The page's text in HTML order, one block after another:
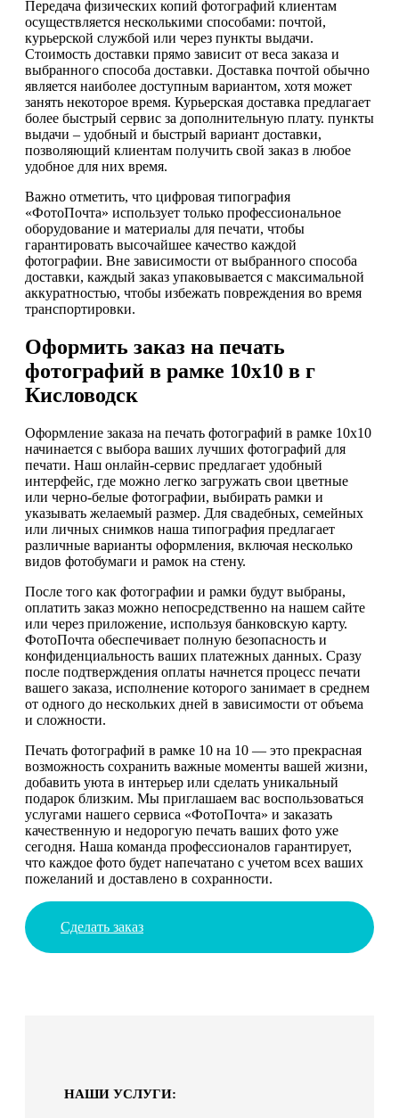
Передача физических копий фотографий клиентам
осуществляется несколькими способами: почтой,
курьерской службой или через пункты выдачи.
Стоимость доставки прямо зависит от веса заказа и
выбранного способа доставки. Доставка почтой обычно
является наиболее доступным вариантом, хотя может
занять некоторое время. Курьерская доставка предлагает
более быстрый сервис за дополнительную плату. пункты
выдачи – удобный и быстрый вариант доставки,
позволяющий клиентам получить свой заказ в любое
удобное для них время.
Важно отметить, что цифровая типография
«ФотоПочта» использует только профессиональное
оборудование и материалы для печати, чтобы
гарантировать высочайшее качество каждой
фотографии. Вне зависимости от выбранного способа
доставки, каждый заказ упаковывается с максимальной
аккуратностью, чтобы избежать повреждения во время
транспортировки.
Оформить заказ на печать
фотографий в рамке 10х10 в г
Кисловодск
Оформление заказа на печать фотографий в рамке 10х10
начинается с выбора ваших лучших фотографий для
печати. Наш онлайн-сервис предлагает удобный
интерфейс, где можно легко загружать свои цветные
или черно-белые фотографии, выбирать рамки и
указывать желаемый размер. Для свадебных, семейных
или личных снимков наша типография предлагает
различные варианты оформления, включая несколько
видов фотобумаги и рамок на стену.
После того как фотографии и рамки будут выбраны,
оплатить заказ можно непосредственно на нашем сайте
или через приложение, используя банковскую карту.
ФотоПочта обеспечивает полную безопасность и
конфиденциальность ваших платежных данных. Сразу
после подтверждения оплаты начнется процесс печати
вашего заказа, исполнение которого занимает в среднем
от одного до нескольких дней в зависимости от объема
и сложности.
Печать фотографий в рамке 10 на 10 — это прекрасная
возможность сохранить важные моменты вашей жизни,
добавить уюта в интерьер или сделать уникальный
подарок близким. Мы приглашаем вас воспользоваться
услугами нашего сервиса «ФотоПочта» и заказать
качественную и недорогую печать ваших фото уже
сегодня. Наша команда профессионалов гарантирует,
что каждое фото будет напечатано с учетом всех ваших
пожеланий и доставлено в сохранности.
Сделать заказ
НАШИ УСЛУГИ: